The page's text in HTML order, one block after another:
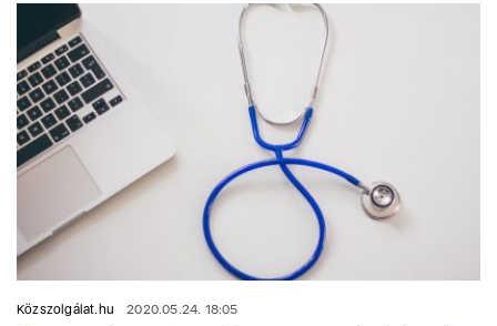
Közszolgálat.hu 2020.05.24. 18:05